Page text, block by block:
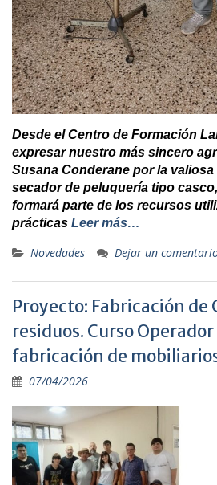
Desde el Centro de Formación
expresar nuestro más sincero
Susana Conderane por la
secador de peluquería tipo
formará parte de los recursos
prácticas Leer más…
Novedades Dejar un
Proyecto: Fabricación de
residuos. Curso
fabricación de
07/04/2026